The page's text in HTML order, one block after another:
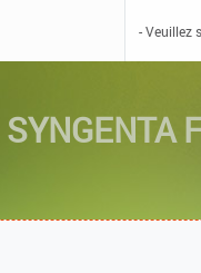
SYNGENTA